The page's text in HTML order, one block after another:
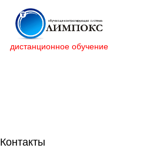
дистанционное обучение
Контакты